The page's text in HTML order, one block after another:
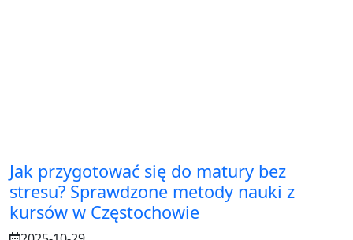
Jak przygotować się do matury bez
stresu? Sprawdzone metody nauki z
kursów w Częstochowie